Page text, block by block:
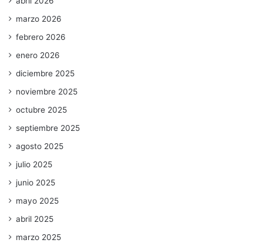
marzo 2026
febrero 2026
enero 2026
diciembre 2025
noviembre 2025
octubre 2025
septiembre 2025
agosto 2025
julio 2025
junio 2025
mayo 2025
abril 2025
marzo 2025